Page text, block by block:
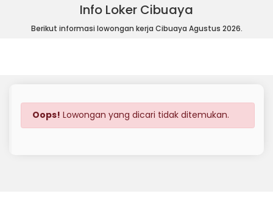
Info Loker Cibuaya
Berikut informasi lowongan kerja Cibuaya Agustus 2026.
Oops! Lowongan yang dicari tidak ditemukan.